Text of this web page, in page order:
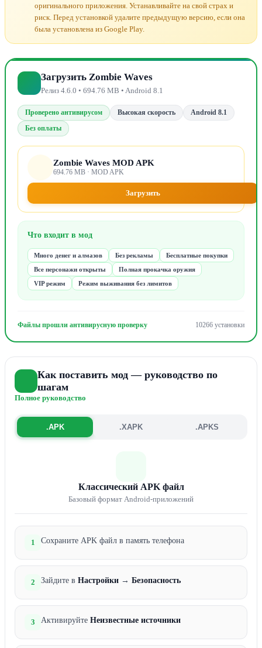
оригинального приложения. Устанавливайте на свой страх и
риск. Перед установкой удалите предыдущую версию, если она
была установлена из Google Play.
Загрузить Zombie Waves
Релиз 4.6.0 • 694.76 MB • Android 8.1
Проверено антивирусом Высокая скорость
Android 8.1
Без оплаты
Zombie Waves MOD APK
694.76 MB · MOD APK
Загрузить
Что входит в мод
Много денег и алмазов Без рекламы
Бесплатные покупки
Все персонажи открыты
Полная прокачка оружия
VIP режим
Режим выживания без лимитов
Файлы прошли антивирусную проверку 10266 установки
Как поставить мод — руководство по
шагам
Полное руководство
.APK .XAPK .APKS
Классический APK файл
Базовый формат Android-приложений
1 Сохраните APK файл в память телефона
2 Зайдите в Настройки → Безопасность
3 Активируйте Неизвестные источники